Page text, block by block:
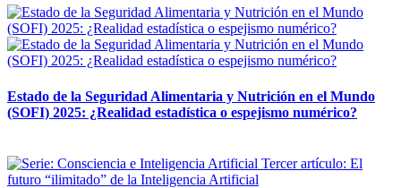
Estado de la Seguridad Alimentaria y Nutrición en el Mundo
(SOFI) 2025: ¿Realidad estadística o espejismo numérico?